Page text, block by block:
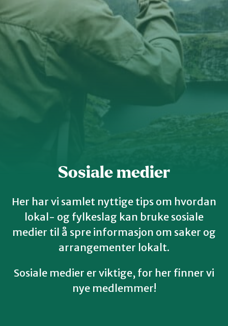
Møre og Romsdal
Nordland
Telemark
Troms
Sosiale medier
Her har vi samlet nyttige tips om hvordan
lokal- og fylkeslag kan bruke sosiale
medier til å spre informasjon om saker og
arrangementer lokalt.
Sosiale medier er viktige, for her finner vi
nye medlemmer!